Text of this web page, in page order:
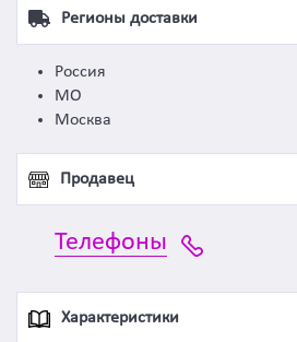
Регионы доставки
Россия
МО
Москва
Продавец
Телефоны
Характеристики